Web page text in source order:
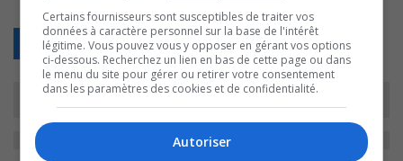
Retour
Certains fournisseurs sont susceptibles de traiter vos
données à caractère personnel sur la base de l'intérêt
légitime. Vous pouvez vous y opposer en gérant vos options
ci-dessous. Recherchez un lien en bas de cette page ou dans
le menu du site pour gérer ou retirer votre consentement
dans les paramètres des cookies et de confidentialité.
Autoriser